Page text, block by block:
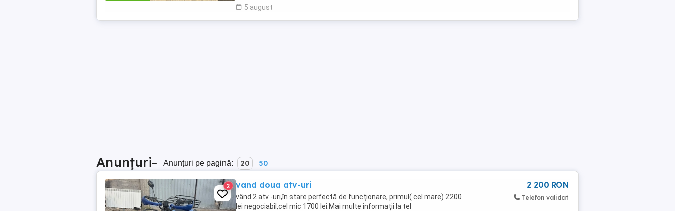
5 august
Anunțuri– Anunțuri pe pagină: 20 50
2 vand doua atv-uri
vând 2 atv -uri,în stare perfectă de funcționare, primul( cel mare) 2200
lei negociabil,cel mic 1700 lei.Mai multe informații la tel
2 200 RON
Telefon validat